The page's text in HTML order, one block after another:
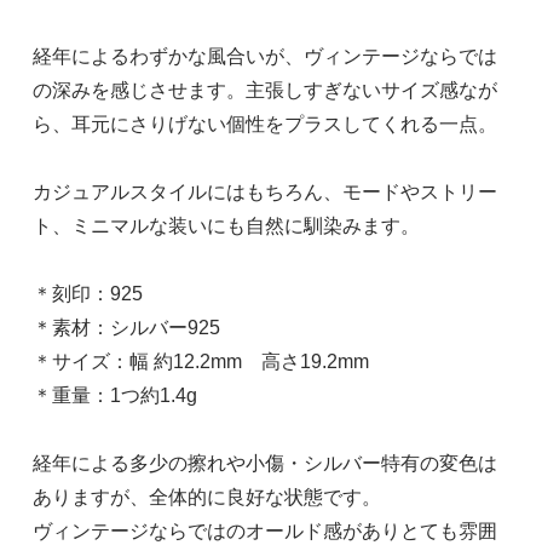
経年によるわずかな風合いが、ヴィンテージならでは
の深みを感じさせます。主張しすぎないサイズ感なが
ら、耳元にさりげない個性をプラスしてくれる一点。
カジュアルスタイルにはもちろん、モードやストリー
ト、ミニマルな装いにも自然に馴染みます。
＊刻印：925
＊素材：シルバー925
＊サイズ：幅 約12.2mm 高さ19.2mm
＊重量：1つ約1.4g
経年による多少の擦れや小傷・シルバー特有の変色は
ありますが、全体的に良好な状態です。
ヴィンテージならではのオールド感がありとても雰囲